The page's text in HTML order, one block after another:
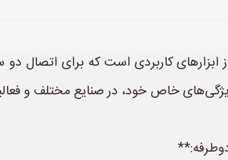
کاربردی است که برای اتصال
خاص خود، در صنایع مختلف و